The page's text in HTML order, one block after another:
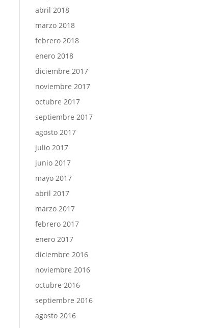
abril 2018
marzo 2018
febrero 2018
enero 2018
diciembre 2017
noviembre 2017
octubre 2017
septiembre 2017
agosto 2017
julio 2017
junio 2017
mayo 2017
abril 2017
marzo 2017
febrero 2017
enero 2017
diciembre 2016
noviembre 2016
octubre 2016
septiembre 2016
agosto 2016